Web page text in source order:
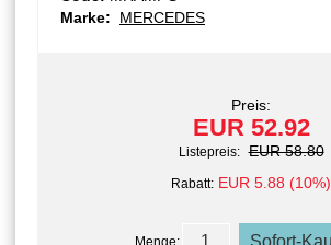
Marke:
MERCEDES
Preis:
EUR 52.92
Listepreis: EUR 58.80
Rabatt: EUR 5.88 (10%)
Menge: